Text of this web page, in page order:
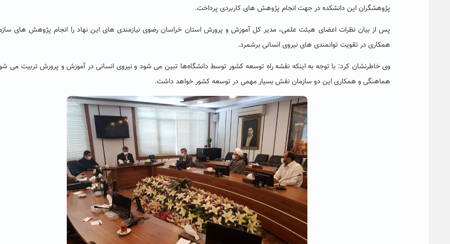
پژوهشگران این دانشکده در جهت انجام پژوهش های کاربردی پرداخت.
پس از بیان نظرات اعضای هیئت علمی، مدیر کل آموزش و پرورش استان خراسان رضوی نیازمندی های این نهاد را انجام پژوهش های
همکاری در تقویت توانمندی های نیروی انسانی برشمرد.
وی خاطرنشان کرد: با توجه به اینکه نقشه راه توسعه کشور توسط دانشگاه‌ها تبین می شود و نیروی انسانی در آموزش و پرورش تربیت می
هماهنگی و همکاری این دو سازمان نقش بسیار مهمی در توسعه کشور خواهد داشت.